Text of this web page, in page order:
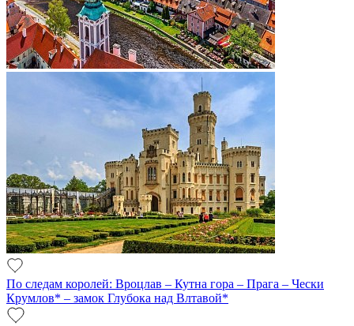
По следам королей: Вроцлав – Кутна гора – Прага – Чески
Крумлов* – замок Глубока над Влтавой*